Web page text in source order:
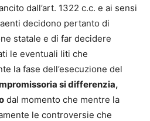
dall’art. 1322 c.c. e ai sensi
decidono pertanto di
statale e di far decidere
le eventuali liti che
la fase dell’esecuzione del
si differenzia,
dal momento che mentre la
le controversie che